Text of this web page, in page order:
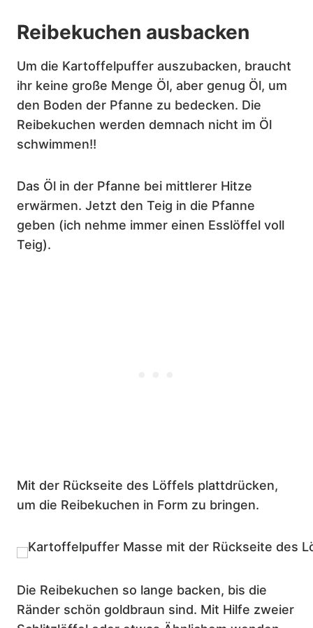
Reibekuchen ausbacken
Um die Kartoffelpuffer auszubacken, braucht
ihr keine große Menge Öl, aber genug Öl, um
den Boden der Pfanne zu bedecken. Die
Reibekuchen werden demnach nicht im Öl
schwimmen!!
Das Öl in der Pfanne bei mittlerer Hitze
erwärmen. Jetzt den Teig in die Pfanne
geben (ich nehme immer einen Esslöffel voll
Teig).
Mit der Rückseite des Löffels plattdrücken,
um die Reibekuchen in Form zu bringen.
Die Reibekuchen so lange backen, bis die
Ränder schön goldbraun sind. Mit Hilfe zweier